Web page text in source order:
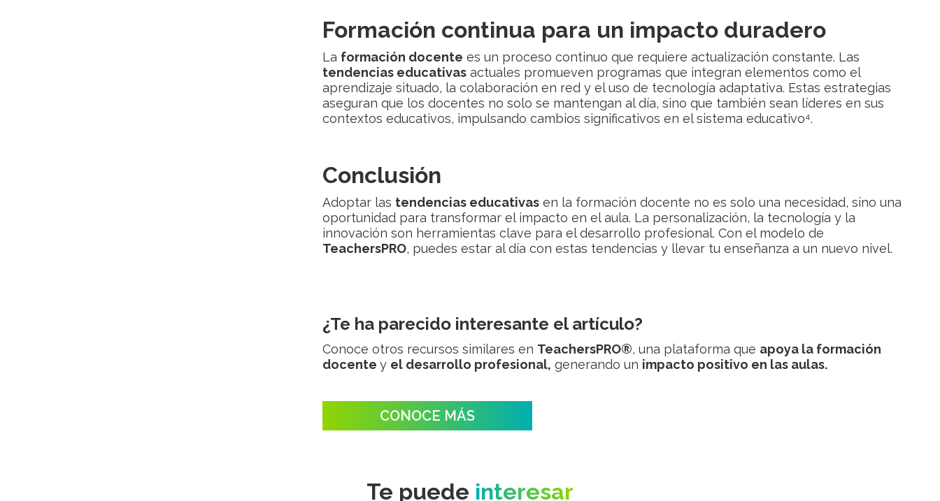
Formación continua para un impacto duradero
La formación docente es un proceso continuo que requiere actualización constante. Las
tendencias educativasactuales promueven programas que integran elementos como el
aprendizaje situado, la colaboración en red y el uso de tecnología adaptativa. Estas estrategias
aseguran que los docentes no solo se mantengan al día, sino que también sean líderes en sus
contextos educativos, impulsando cambios significativos en el sistema educativo⁴.
Conclusión
Adoptar las tendencias educativasen la formación docente no es solo una necesidad, sino una
oportunidad para transformar el impacto en el aula. La personalización, la tecnología y la
innovación son herramientas clave para el desarrollo profesional. Con el modelo de
TeachersPRO, puedes estar al día con estas tendencias y llevar tu enseñanza a un nuevo nivel.
¿Te ha parecido interesante el artículo?
Conoce otros recursos similares en TeachersPRO®, una plataforma que apoya la formación
docente y el desarrollo profesional, generando un impacto positivo en las aulas.
CONOCE MÁS
Te puede interesar